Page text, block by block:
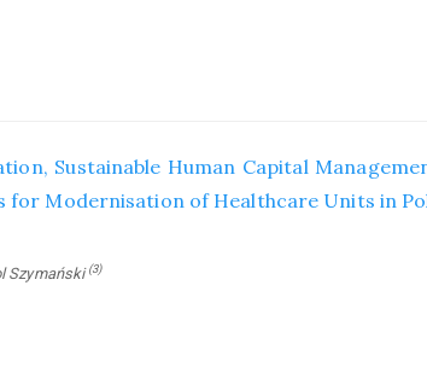
Sustainable Human Capital
for Modernisation of Healthcare Units in
Szymański(3)